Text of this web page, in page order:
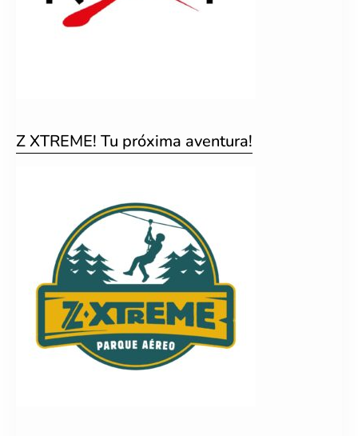
Z XTREME! Tu próxima aventura!